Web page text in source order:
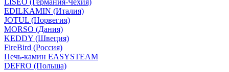
LISEO (Германия-Чехия)
EDILKAMIN (Италия)
JOTUL (Норвегия)
MORSO (Дания)
KEDDY (Швеция)
FireBird (Россия)
Печь-камин EASYSTEAM
DEFRO (Польша)